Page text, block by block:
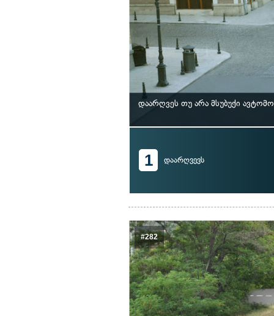
დაარღვეს თუ არა მსუბუქი
1 დაარღვევს
#282